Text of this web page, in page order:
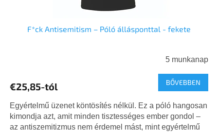
F*ck Antisemitism – Póló állásponttal - fekete
5 munkanap
€25,85-tól BŐVEBBEN
Egyértelmű üzenet köntösítés nélkül. Ez a póló hangosan
kimondja azt, amit minden tisztességes ember gondol –
az antiszemitizmus nem érdemel mást, mint egyértelmű